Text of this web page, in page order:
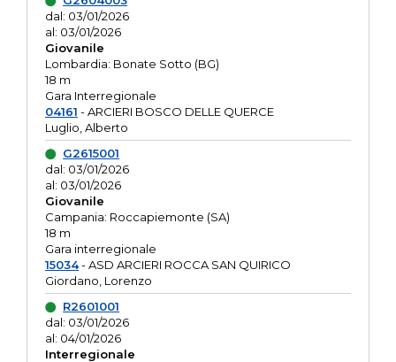
dal: 03/01/2026
al: 03/01/2026
Giovanile
Lombardia: Bonate Sotto (BG)
18 m
Gara Interregionale
04161 - ARCIERI BOSCO DELLE QUERCE
Luglio, Alberto
G2615001
dal: 03/01/2026
al: 03/01/2026
Giovanile
Campania: Roccapiemonte (SA)
18 m
Gara interregionale
15034- ASD ARCIERI ROCCA SAN QUIRICO
Giordano, Lorenzo
R2601001
dal: 03/01/2026
al: 04/01/2026
Interregionale